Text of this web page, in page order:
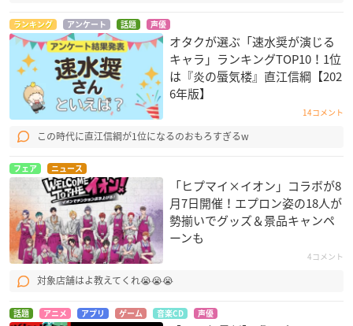
ランキング アンケート 話題 声優
オタクが選ぶ「速水奨が演じる
キャラ」ランキングTOP10！1位
は『炎の蜃気楼』直江信綱【202
6年版】
14コメント
この時代に直江信綱が1位になるのおもろすぎるw
フェア ニュース
「ヒプマイ×イオン」コラボが8
月7日開催！エプロン姿の18人が
勢揃いでグッズ＆景品キャンペ
ーンも
4コメント
対象店舗はよ教えてくれ😭😭😭
話題 アニメ アプリ ゲーム 音楽CD 声優